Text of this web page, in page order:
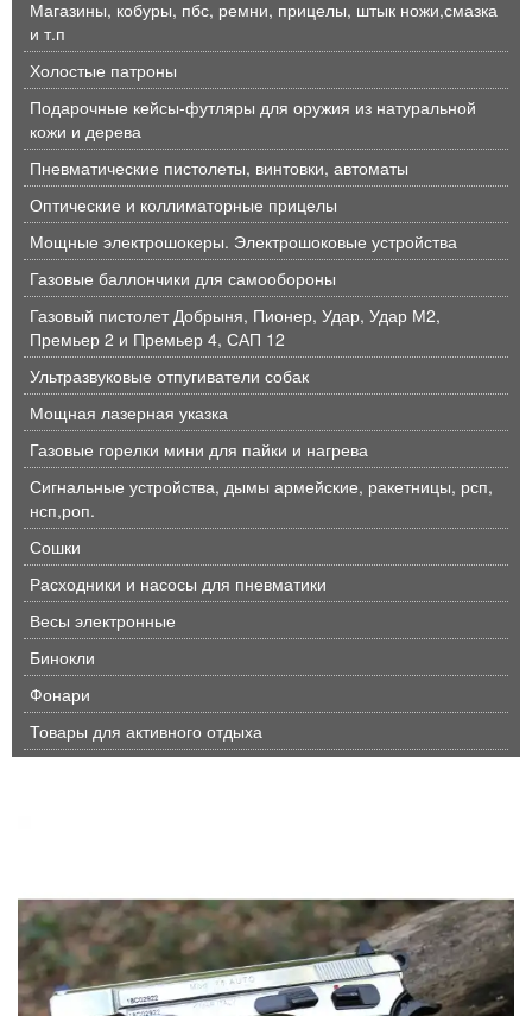
Магазины, кобуры, пбс, ремни, прицелы, штык ножи,смазка
и т.п
Холостые патроны
Подарочные кейсы-футляры для оружия из натуральной
кожи и дерева
Пневматические пистолеты, винтовки, автоматы
Оптические и коллиматорные прицелы
Мощные электрошокеры. Электрошоковые устройства
Газовые баллончики для самообороны
Газовый пистолет Добрыня, Пионер, Удар, Удар М2,
Премьер 2 и Премьер 4, САП 12
Ультразвуковые отпугиватели собак
Мощная лазерная указка
Газовые горелки мини для пайки и нагрева
Сигнальные устройства, дымы армейские, ракетницы, рсп,
нсп,роп.
Сошки
Расходники и насосы для пневматики
Весы электронные
Бинокли
Фонари
Товары для активного отдыха